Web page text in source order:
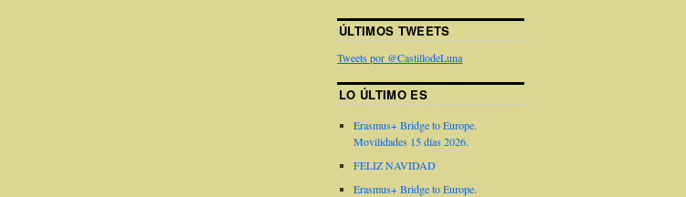
ÚLTIMOS TWEETS
Tweets por @CastillodeLuna
LO ÚLTIMO ES
Erasmus+ Bridge to Europe.
Movilidades 15 días 2026.
FELIZ NAVIDAD
Erasmus+ Bridge to Europe.